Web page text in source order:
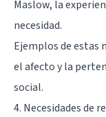
Maslow, la
necesidad.
Ejemplos de estas
el afecto y la
social.
4. Necesidades de